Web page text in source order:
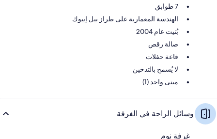
7 طوابق
الهندسة المعمارية على طراز بيل إيبوك
بُنيت عام 2004
صالة رقص
قاعة حفلات
لا يُسمح بالتدخين
مبنى واحد (1)
وسائل الراحة في الغرفة
غرفة نوم